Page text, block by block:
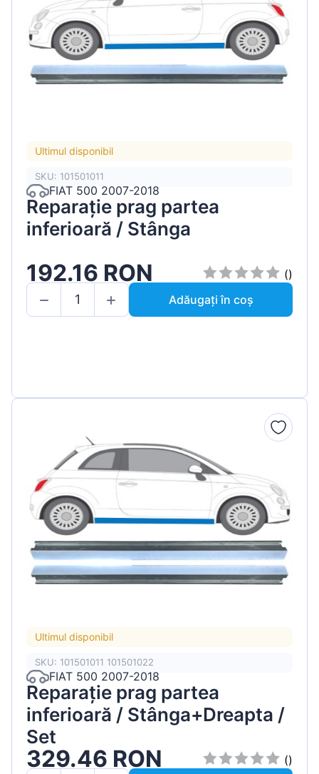
Ultimul disponibil
SKU: 101501011
FIAT 500 2007-2018
Reparație prag partea
inferioară / Stânga
192.16 RON
()
Adăugați în coș
Ultimul disponibil
SKU: 101501011 101501022
FIAT 500 2007-2018
Reparație prag partea
inferioară / Stânga+Dreapta /
Set
329.46 RON
()